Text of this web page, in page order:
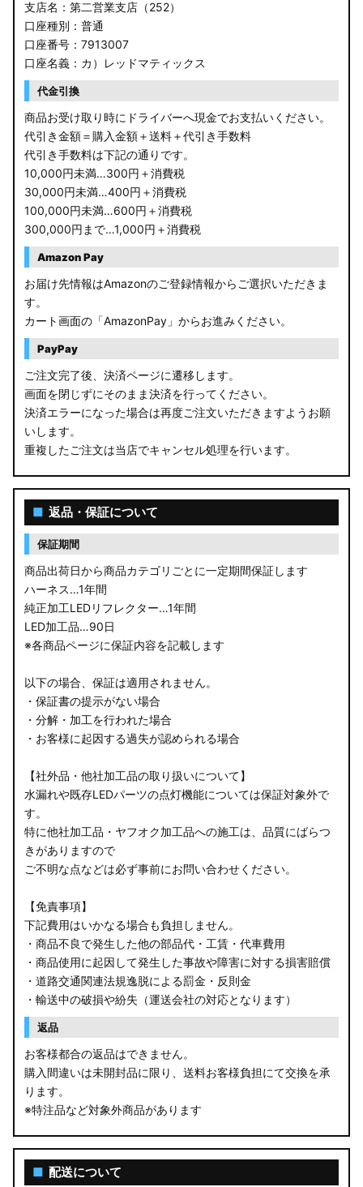
支店名：第二営業支店（252）
口座種別：普通
口座番号：7913007
口座名義：カ）レッドマティックス
代金引換
商品お受け取り時にドライバーへ現金でお支払いください。
代引き金額＝購入金額＋送料＋代引き手数料
代引き手数料は下記の通りです。
10,000円未満…300円＋消費税
30,000円未満…400円＋消費税
100,000円未満…600円＋消費税
300,000円まで…1,000円＋消費税
Amazon Pay
お届け先情報はAmazonのご登録情報からご選択いただきま
す。
カート画面の「AmazonPay」からお進みください。
PayPay
ご注文完了後、決済ページに遷移します。
画面を閉じずにそのまま決済を行ってください。
決済エラーになった場合は再度ご注文いただきますようお願
いします。
重複したご注文は当店でキャンセル処理を行います。
■ 返品・保証について
保証期間
商品出荷日から商品カテゴリごとに一定期間保証します
ハーネス…1年間
純正加工LEDリフレクター…1年間
LED加工品…90日
※各商品ページに保証内容を記載します
以下の場合、保証は適用されません。
・保証書の提示がない場合
・分解・加工を行われた場合
・お客様に起因する過失が認められる場合
【社外品・他社加工品の取り扱いについて】
水漏れや既存LEDパーツの点灯機能については保証対象外で
す。
特に他社加工品・ヤフオク加工品への施工は、品質にばらつ
きがありますので
ご不明な点などは必ず事前にお問い合わせください。
【免責事項】
下記費用はいかなる場合も負担しません。
・商品不良で発生した他の部品代・工賃・代車費用
・商品使用に起因して発生した事故や障害に対する損害賠償
・道路交通関連法規逸脱による罰金・反則金
・輸送中の破損や紛失（運送会社の対応となります）
返品
お客様都合の返品はできません。
購入間違いは未開封品に限り、送料お客様負担にて交換を承
ります。
※特注品など対象外商品があります
■ 配送について